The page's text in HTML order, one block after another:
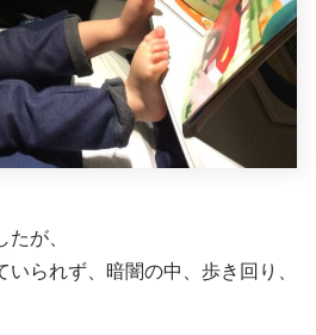
が、
られず、暗闇の中、歩き回り、